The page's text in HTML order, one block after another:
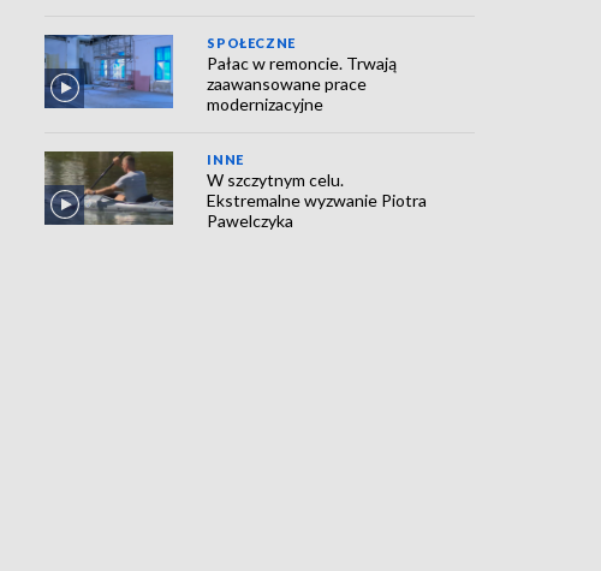
SPOŁECZNE
Pałac w remoncie. Trwają
zaawansowane prace
modernizacyjne
INNE
W szczytnym celu.
Ekstremalne wyzwanie Piotra
Pawelczyka